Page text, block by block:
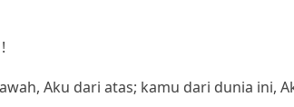
Aku dari atas; kamu dari dunia ini,